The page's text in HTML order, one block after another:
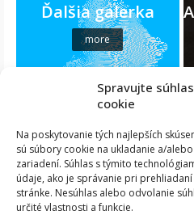
Spravujte
cookie
Na poskytovanie tých najlepších
sú súbory cookie na ukladanie a/
zariadení. Súhlas s týmito
údaje, ako je správanie pri
stránke. Nesúhlas alebo odvolanie
určité vlastnosti a funkcie.
Ďalšia galerka
more
© 2026 SUP TN - WordPress Theme by